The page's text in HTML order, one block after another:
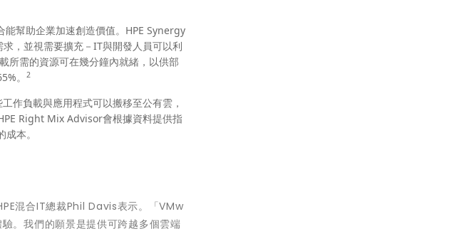
幫助企業加速創造價值。HPE Synergy
，並視需要擴充－IT與開發人員可以利
所需的資源可在幾分鐘內就緒，以供部
。
2
作負載與應用程式可以搬移至公有雲，
Right Mix Advisor會根據資料提供指
本。
混合IT總裁Phil Davis表示。「VMw
。我們的願景是提供可跨越多個雲端